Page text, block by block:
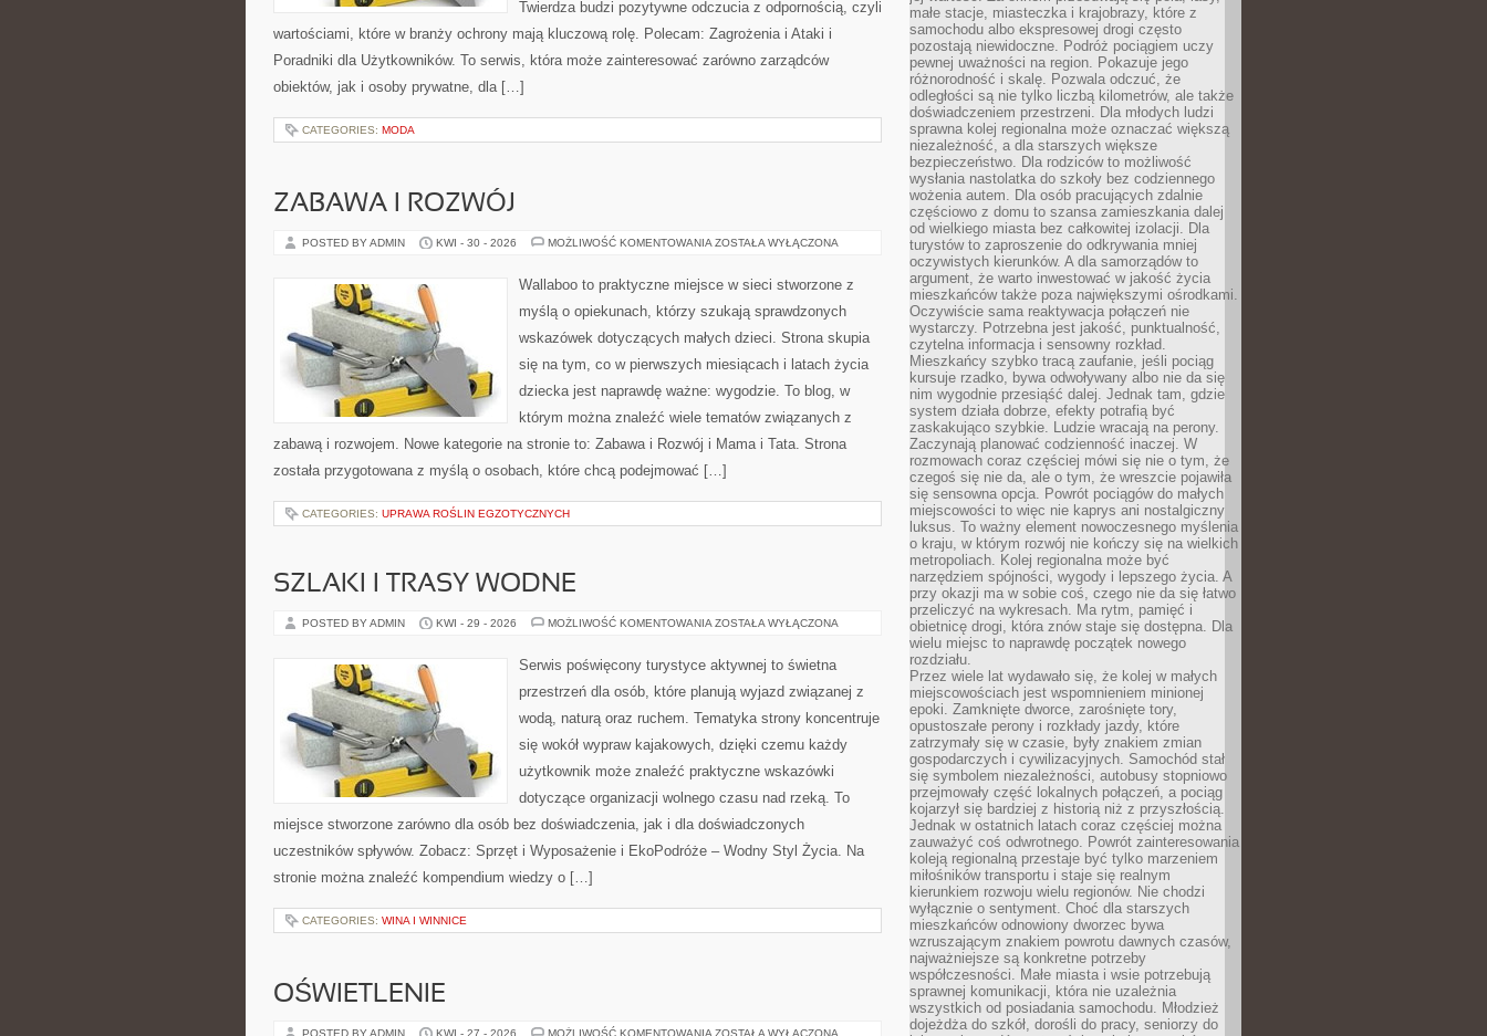
Twierdza budzi pozytywne odczucia z odpornością, czyli
wartościami, które w branży ochrony mają kluczową rolę. Polecam: Zagrożenia i Ataki i
Poradniki dla Użytkowników. To serwis, która może zainteresować zarówno zarządców
obiektów, jak i osoby prywatne, dla […]
CATEGORIES: MODA
ZABAWA I ROZWÓJ
POSTED BY ADMIN KWI - 30 - 2026 MOŻLIWOŚĆ KOMENTOWANIA ZABAWA
ZOSTAŁA WYŁĄCZONA
Wallaboo to praktyczne miejsce w sieci stworzone z
myślą o opiekunach, którzy szukają sprawdzonych
wskazówek dotyczących małych dzieci. Strona skupia
się na tym, co w pierwszych miesiącach i latach życia
dziecka jest naprawdę ważne: wygodzie. To blog, w
którym można znaleźć wiele tematów związanych z
zabawą i rozwojem. Nowe kategorie na stronie to: Zabawa i Rozwój i Mama i Tata. Strona
została przygotowana z myślą o osobach, które chcą podejmować […]
CATEGORIES: UPRAWA ROŚLIN EGZOTYCZNYCH
SZLAKI I TRASY WODNE
POSTED BY ADMIN KWI - 29 - 2026 MOŻLIWOŚĆ KOMENTOWANIA SZLAKI
WODNE
ZOSTAŁA WYŁĄCZONA
Serwis poświęcony turystyce aktywnej to świetna
przestrzeń dla osób, które planują wyjazd związanej z
wodą, naturą oraz ruchem. Tematyka strony koncentruje
się wokół wypraw kajakowych, dzięki czemu każdy
użytkownik może znaleźć praktyczne wskazówki
dotyczące organizacji wolnego czasu nad rzeką. To
miejsce stworzone zarówno dla osób bez doświadczenia, jak i dla doświadczonych
uczestników spływów. Zobacz: Sprzęt i Wyposażenie i EkoPodróże – Wodny Styl Życia. Na
stronie można znaleźć kompendium wiedzy o […]
CATEGORIES: WINA I WINNICE
OŚWIETLENIE
POSTED BY ADMIN KWI - 27 - 2026 MOŻLIWOŚĆ KOMENTOWANIA OŚWIETLENIE
ZOSTAŁA WYŁĄCZONA
małe stacje, miasteczka i krajobrazy, które z
samochodu albo ekspresowej drogi często
pozostają niewidoczne. Podróż pociągiem uczy
pewnej uważności na region. Pokazuje jego
różnorodność i skalę. Pozwala odczuć, że
odległości są nie tylko liczbą kilometrów, ale także
doświadczeniem przestrzeni. Dla młodych ludzi
sprawna kolej regionalna może oznaczać większą
niezależność, a dla starszych większe
bezpieczeństwo. Dla rodziców to możliwość
wysłania nastolatka do szkoły bez codziennego
wożenia autem. Dla osób pracujących zdalnie
częściowo z domu to szansa zamieszkania dalej
od wielkiego miasta bez całkowitej izolacji. Dla
turystów to zaproszenie do odkrywania mniej
oczywistych kierunków. A dla samorządów to
argument, że warto inwestować w jakość życia
mieszkańców także poza największymi ośrodkami.
Oczywiście sama reaktywacja połączeń nie
wystarczy. Potrzebna jest jakość, punktualność,
czytelna informacja i sensowny rozkład.
Mieszkańcy szybko tracą zaufanie, jeśli pociąg
kursuje rzadko, bywa odwoływany albo nie da się
nim wygodnie przesiąść dalej. Jednak tam, gdzie
system działa dobrze, efekty potrafią być
zaskakująco szybkie. Ludzie wracają na perony.
Zaczynają planować codzienność inaczej. W
rozmowach coraz częściej mówi się nie o tym, że
czegoś się nie da, ale o tym, że wreszcie pojawiła
się sensowna opcja. Powrót pociągów do małych
miejscowości to więc nie kaprys ani nostalgiczny
luksus. To ważny element nowoczesnego myślenia
o kraju, w którym rozwój nie kończy się na wielkich
metropoliach. Kolej regionalna może być
narzędziem spójności, wygody i lepszego życia. A
przy okazji ma w sobie coś, czego nie da się łatwo
przeliczyć na wykresach. Ma rytm, pamięć i
obietnicę drogi, która znów staje się dostępna. Dla
wielu miejsc to naprawdę początek nowego
rozdziału.
Przez wiele lat wydawało się, że kolej w małych
miejscowościach jest wspomnieniem minionej
epoki. Zamknięte dworce, zarośnięte tory,
opustoszałe perony i rozkłady jazdy, które
zatrzymały się w czasie, były znakiem zmian
gospodarczych i cywilizacyjnych. Samochód stał
się symbolem niezależności, autobusy stopniowo
przejmowały część lokalnych połączeń, a pociąg
kojarzył się bardziej z historią niż z przyszłością.
Jednak w ostatnich latach coraz częściej można
zauważyć coś odwrotnego. Powrót zainteresowania
koleją regionalną przestaje być tylko marzeniem
miłośników transportu i staje się realnym
kierunkiem rozwoju wielu regionów. Nie chodzi
wyłącznie o sentyment. Choć dla starszych
mieszkańców odnowiony dworzec bywa
wzruszającym znakiem powrotu dawnych czasów,
najważniejsze są konkretne potrzeby
współczesności. Małe miasta i wsie potrzebują
sprawnej komunikacji, która nie uzależnia
wszystkich od posiadania samochodu. Młodzież
dojeżdża do szkół, dorośli do pracy, seniorzy do